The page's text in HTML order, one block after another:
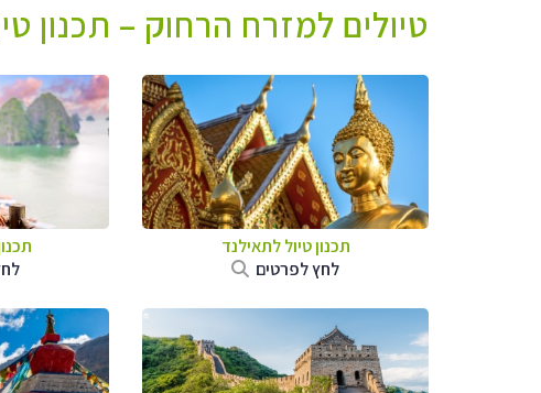
טיולים למזרח הרחוק – תכנון
תכנון טיול לתאילנד
לחץ לפרטים